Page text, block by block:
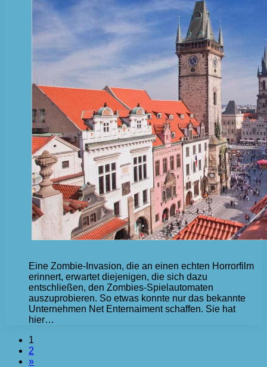
Eine Zombie-Invasion, die an einen echten Horrorfilm
erinnert, erwartet diejenigen, die sich dazu
entschließen, den Zombies-Spielautomaten
auszuprobieren. So etwas konnte nur das bekannte
Unternehmen Net Enternaiment schaffen. Sie hat
hier…
1
2
»